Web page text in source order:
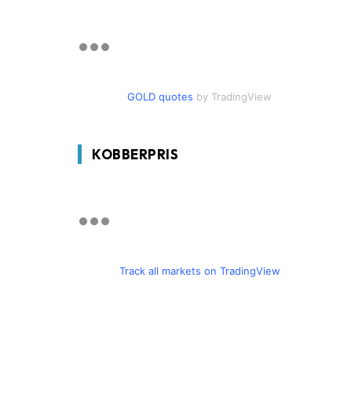
GOLD quotes by TradingView
KOBBERPRIS
Track all markets on TradingView